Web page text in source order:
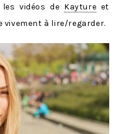
vidéos de Kayture et
vivement à lire/regarder.